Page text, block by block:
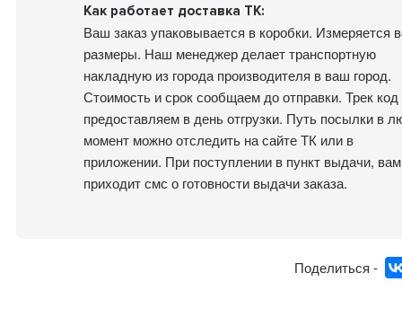
Как работает доставка ТК:
Ваш заказ упаковывается в коробки. Измеряется
размеры. Наш менеджер делает транспортную
накладную из города производителя в ваш город.
Стоимость и срок сообщаем до отправки. Трек код
предоставляем в день отгрузки. Путь посылки в
момент можно отследить на сайте ТК или в
приложении. При поступлении в пункт выдачи, вам
приходит смс о готовности выдачи заказа.
Поделиться -